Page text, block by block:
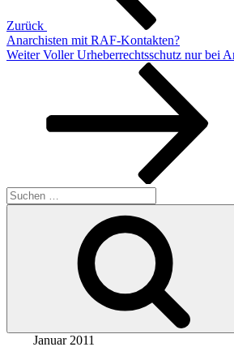
Zurück
Anarchisten mit RAF-Kontakten?
Nächster
Weiter Voller Urheberrechtsschutz nur bei
Suchen
nach:
Januar 2011